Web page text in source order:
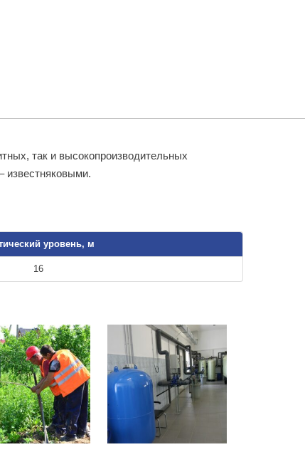
так и высокопроизводительных
известняковыми.
уровень, м
16